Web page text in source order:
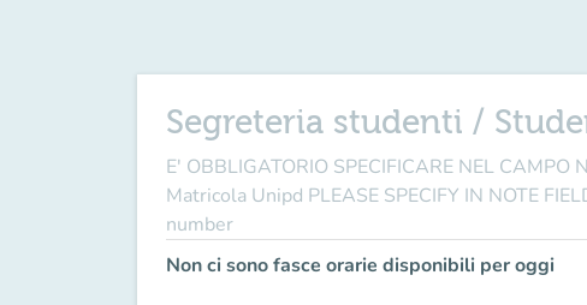
Segreteria studenti /
E' OBBLIGATORIO SPECIFICARE NEL
Matricola Unipd PLEASE SPECIFY IN NOTE
number
Non ci sono fasce orarie disponibili per oggi